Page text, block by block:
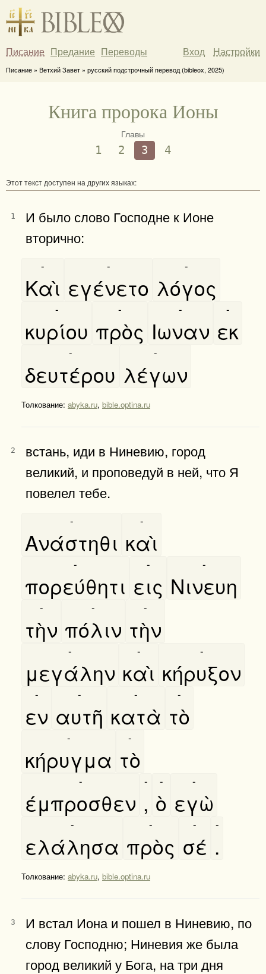
Писание Предание Переводы Вход Настройки
Писание » Ветхий Завет » русский подстрочный перевод (bibleox, 2025)
Книга пророка Ионы
Главы
1 2 3 4
Этот текст доступен на других языках:
1
И было слово Господне к Ионе
вторично:
Καὶ
-
εγένετο
-
λόγος
-
κυρίου
-
πρὸς
-
Ιωναν
-
εκ
-
δευτέρου
-
λέγων
-
Толкование: abyka.ru, bible.optina.ru
2
встань, иди в Ниневию, город
великий, и проповедуй в ней, что Я
повелел тебе.
Ανάστηθι
-
καὶ
-
πορεύθητι
-
εις
-
Νινευη
-
τὴν
-
πόλιν
-
τὴν
-
μεγάλην
-
καὶ
-
κήρυξον
-
εν
-
αυτῆ
-
κατὰ
-
τὸ
-
κήρυγμα
-
τὸ
-
έμπροσθεν
-
,
-
ὸ
-
εγὼ
-
ελάλησα
-
πρὸς
-
σέ
-
.
-
Толкование: abyka.ru, bible.optina.ru
3
И встал Иона и пошел в Ниневию, по
слову Господню; Ниневия же была
город великий у Бога, на три дня